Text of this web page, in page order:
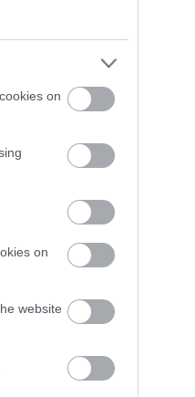
on
on
website